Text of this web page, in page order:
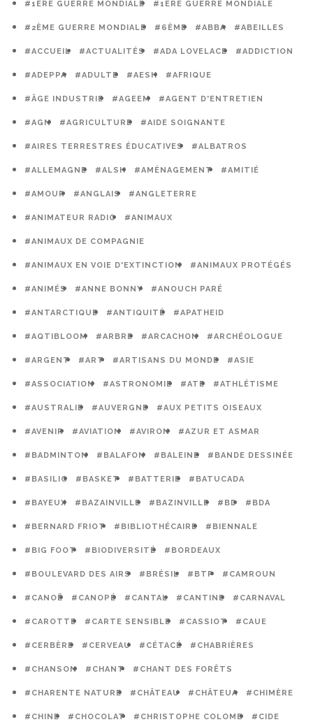
#1ÈRE GUERRE MONDIALE #1ERE GUERRE MONDIALE
#2ÈME GUERRE MONDIALE #6ÈME #ABBA #ABEILLES
#ACCUEIL #ACTUALITÉS #ADA LOVELACE #ADDICTION
#ADEPPA #ADULTE #AESH #AFRIQUE
#ÂGE INDUSTRIE #AGEEM #AGENT D'ENTRETIEN
#AGN #AGRICULTURE #AIDE SOIGNANTE
#AIRES TERRESTRES ÉDUCATIVES #ALBATROS
#ALLEMAGNE #ALSH #AMÉNAGEMENT #AMITIÉ
#AMOUR #ANGLAIS #ANGLETERRE
#ANIMATEUR RADIO #ANIMAUX
#ANIMAUX DE COMPAGNIE
#ANIMAUX EN VOIE D'EXTINCTION #ANIMAUX PROTÉGÉS
#ANIMÉS #ANNE BONNY #ANOUCH PARÉ
#ANTARCTIQUE #ANTIQUITÉ #APATHEID
#AQTIBLOOM #ARBRE #ARCACHON #ARCHÉOLOGUE
#ARGENT #ART #ARTISANS DU MONDE #ASIE
#ASSOCIATION #ASTRONOMIE #ATE #ATHLÉTISME
#AUSTRALIE #AUVERGNE #AUX PETITS OISEAUX
#AVENIR #AVIATION #AVIRON #AZUR ET ASMAR
#BADMINTON #BALAFON #BALEINE #BANDE DESSINÉE
#BASILIC #BASKET #BATTERIE #BATUCADA
#BAYEUX #BAZAINVILLE #BAZINVILLE #BD #BDA
#BERNARD FRIOT #BIBLIOTHÉCAIRE #BIENNALE
#BIG FOOT #BIODIVERSITÉ #BORDEAUX
#BOULEVARD DES AIRS #BRÉSIL #BTP #CAMROUN
#CANOË #CANOPÉ #CANTAL #CANTINE #CARNAVAL
#CAROTTE #CARTE SENSIBLE #CASSIOT #CAUE
#CERBÈRE #CERVEAU #CÉTACÉ #CHABRIÈRES
#CHANSON #CHANT #CHANT DES FORÊTS
#CHARENTE NATURE #CHÂTEAU #CHÂTEUA #CHIMÈRE
#CHINE #CHOCOLAT #CHRISTOPHE COLOMB #CIDE